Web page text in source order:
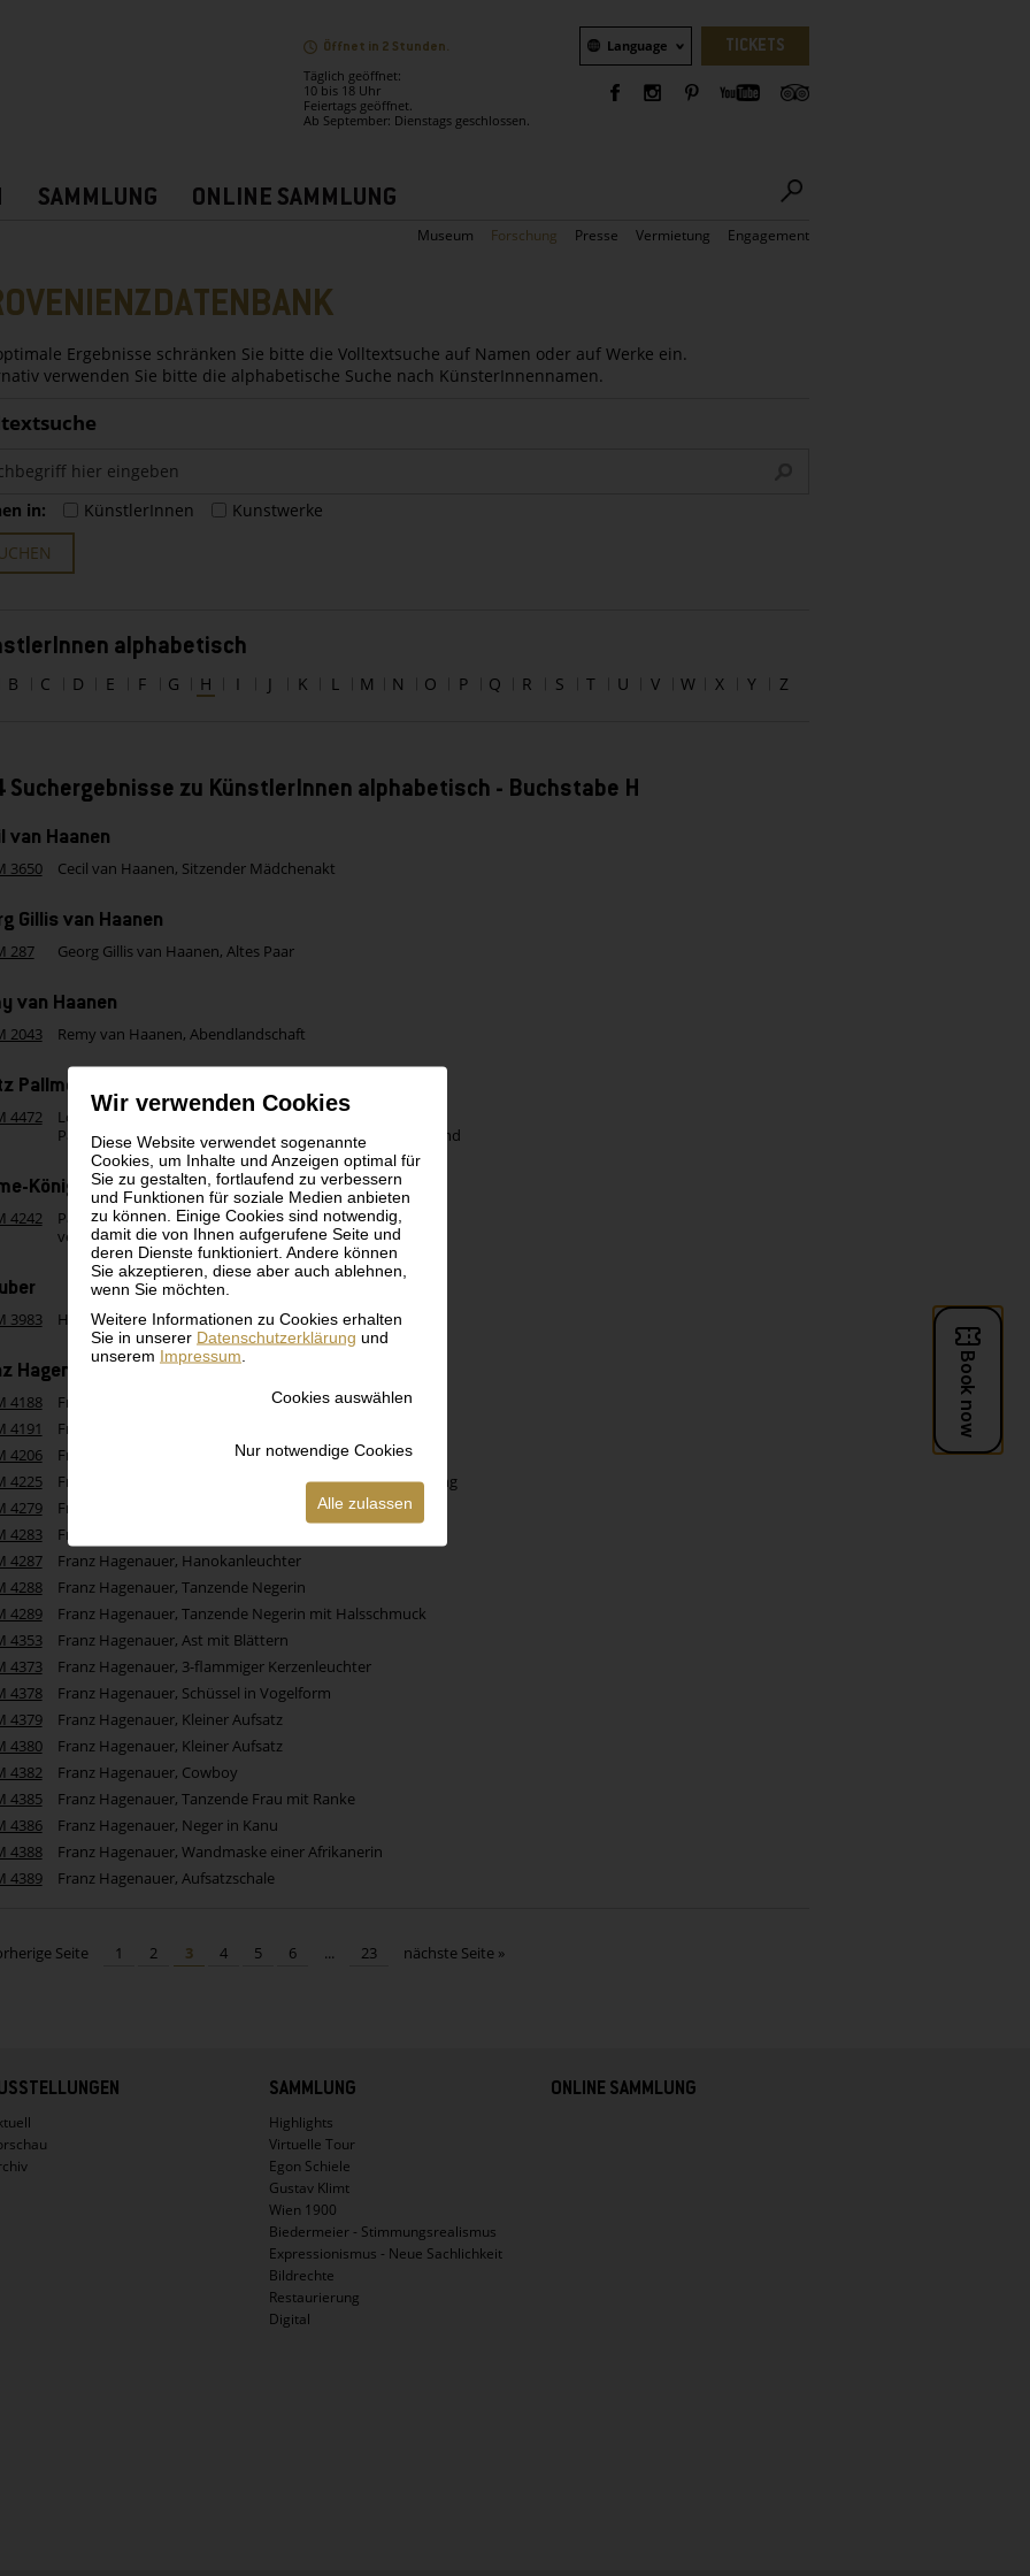
Wir verwenden Cookies
Diese Website verwendet sogenannte
Cookies, um Inhalte und Anzeigen optimal für
Sie zu gestalten, fortlaufend zu verbessern
und Funktionen für soziale Medien anbieten
zu können. Einige Cookies sind notwendig,
damit die von Ihnen aufgerufene Seite und
deren Dienste funktioniert. Andere können
Sie akzeptieren, diese aber auch ablehnen,
wenn Sie möchten.
Weitere Informationen zu Cookies erhalten
Sie in unserer Datenschutzerklärung und
unserem Impressum
Cookies auswählen
Nur notwendige Cookies
Alle zulassen
Öffnet in 2 Stunden.
Täglich geöffnet:
10 bis 18 Uhr
Feiertags geöffnet.
Ab September: Dienstags geschlossen.
Sprachauswahl
Language TICKETS
SAMMLUNG ONLINE SAMMLUNG
Museum Forschung Presse Vermietung Engagement
Ergebnisse schränken Sie bitte die Volltextsuche auf Namen oder auf Werke ein.
verwenden Sie bitte die alphabetische Suche nach KünsterInnennamen.
in: KünstlerInnen
Kunstwerke
alphabetisch
B C D E F G H I J K L M N O P Q R S T U V W X Y Z
Suchergebnisse zu KünstlerInnen alphabetisch - Buchstabe H
van Haanen
3650 Cecil van Haanen, Sitzender Mädchenakt
Gillis van Haanen
287 Georg Gillis van Haanen, Altes Paar
van Haanen
2043 Remy van Haanen, Abendlandschaft
Pallme-König & Habel
4472
Loetz
Pallme-König & Habel, Grüne Lüstervase mit welligem Rand
König vermutlich Pallme-König & Habel
4242
Pallme-König
vermutlich Pallme-König & Habel, Lüstervase
3983 Habuber, Landschaft mit Haus
Hagenauer
4188
Franz Hagenauer, Aschenbecher in Vogelform
4191
Franz Hagenauer, Paradiesvogel
4206
Franz Hagenauer, Kopf
4225
Franz Hagenauer, Aschenbecher mit Deckel mit Ausparung
4279
Franz Hagenauer, Hahn
4283
Franz Hagenauer, Frauenkopf
4287
Franz Hagenauer, Hanokanleuchter
4288
Franz Hagenauer, Tanzende Negerin
4289
Franz Hagenauer, Tanzende Negerin mit Halsschmuck
4353
Franz Hagenauer, Ast mit Blättern
4373
Franz Hagenauer, 3-flammiger Kerzenleuchter
4378
Franz Hagenauer, Schüssel in Vogelform
4379
Franz Hagenauer, Kleiner Aufsatz
4380
Franz Hagenauer, Kleiner Aufsatz
4382
Franz Hagenauer, Cowboy
4385
Franz Hagenauer, Tanzende Frau mit Ranke
4386
Franz Hagenauer, Neger in Kanu
4388
Franz Hagenauer, Wandmaske einer Afrikanerin
4389
Franz Hagenauer, Aufsatzschale
Seite 1 2 3 4 5 6 ... 23 nächste Seite »
SAMMLUNG
Highlights
Virtuelle Tour
Egon Schiele
Gustav Klimt
Wien 1900
Biedermeier - Stimmungsrealismus
Expressionismus - Neue Sachlichkeit
Bildrechte
Restaurierung
Digital
ONLINE SAMMLUNG